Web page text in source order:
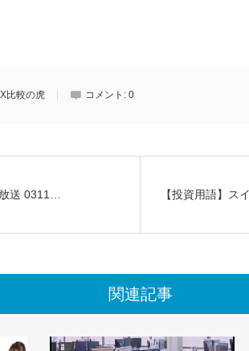
比較の虎 コメント: 0
送 0311… 【投資用語】ス
関連記事